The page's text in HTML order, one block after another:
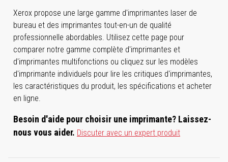
Xerox propose une large gamme d'imprimantes laser de
bureau et des imprimantes tout-en-un de qualité
professionnelle abordables. Utilisez cette page pour
comparer notre gamme complète d'imprimantes et
d'imprimantes multifonctions ou cliquez sur les modèles
d'imprimante individuels pour lire les critiques d'imprimantes,
les caractéristiques du produit, les spécifications et acheter
en ligne.
Besoin d'aide pour choisir une imprimante? Laissez-
nous vous aider. Discuter avec un expert produit